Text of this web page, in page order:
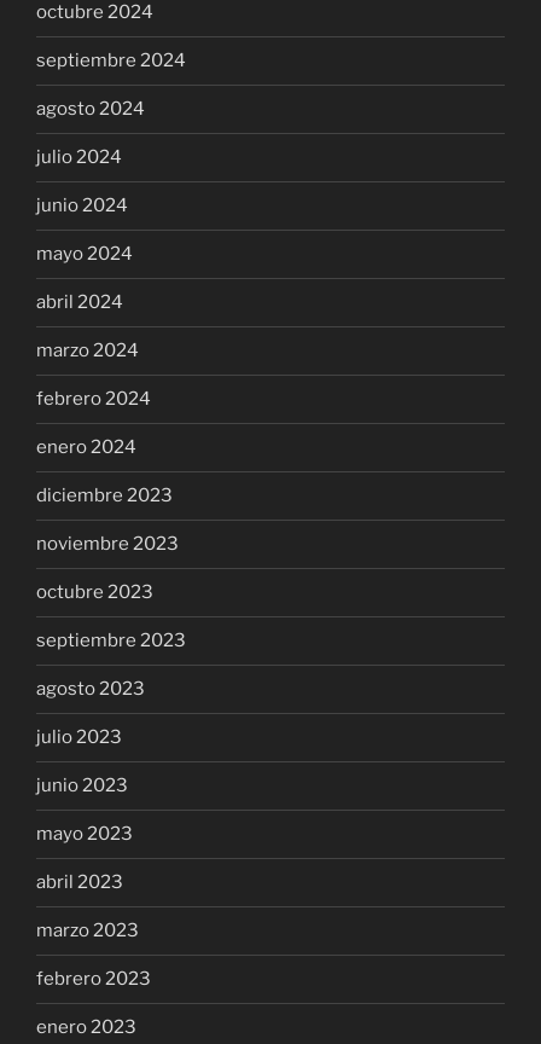
octubre 2024
septiembre 2024
agosto 2024
julio 2024
junio 2024
mayo 2024
abril 2024
marzo 2024
febrero 2024
enero 2024
diciembre 2023
noviembre 2023
octubre 2023
septiembre 2023
agosto 2023
julio 2023
junio 2023
mayo 2023
abril 2023
marzo 2023
febrero 2023
enero 2023